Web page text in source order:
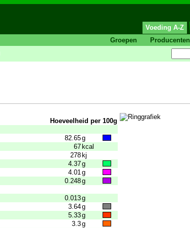
Voeding A-Z
Groepen
Producenten
Hoeveelheid per 100g
82.65g
67 kcal
278 kj
4.37g
4.01 g
0.248g
0.013g
3.64g
5.33g
3.3g